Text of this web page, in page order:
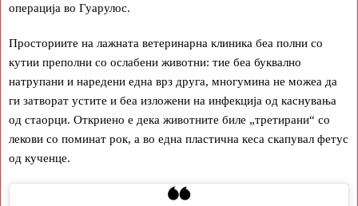
операција во Гуарулос.
Просториите на лажната ветеринарна клиника беа полни со
кутии преполни со ослабени животни: тие беа буквално
натрупани и наредени една врз друга, многумина не можеа да
ги затворат устите и беа изложени на инфекција од каснувања
од стаорци. Откриено е дека животните биле „третирани“ со
лекови со поминат рок, а во една пластична кеса скапувал фетус
од кученце.